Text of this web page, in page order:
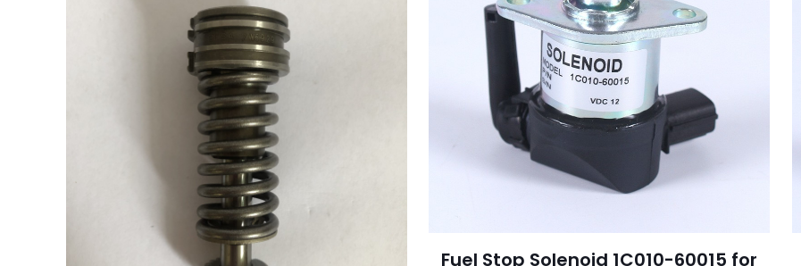
Fuel Stop Solenoid 1C010-60015 for